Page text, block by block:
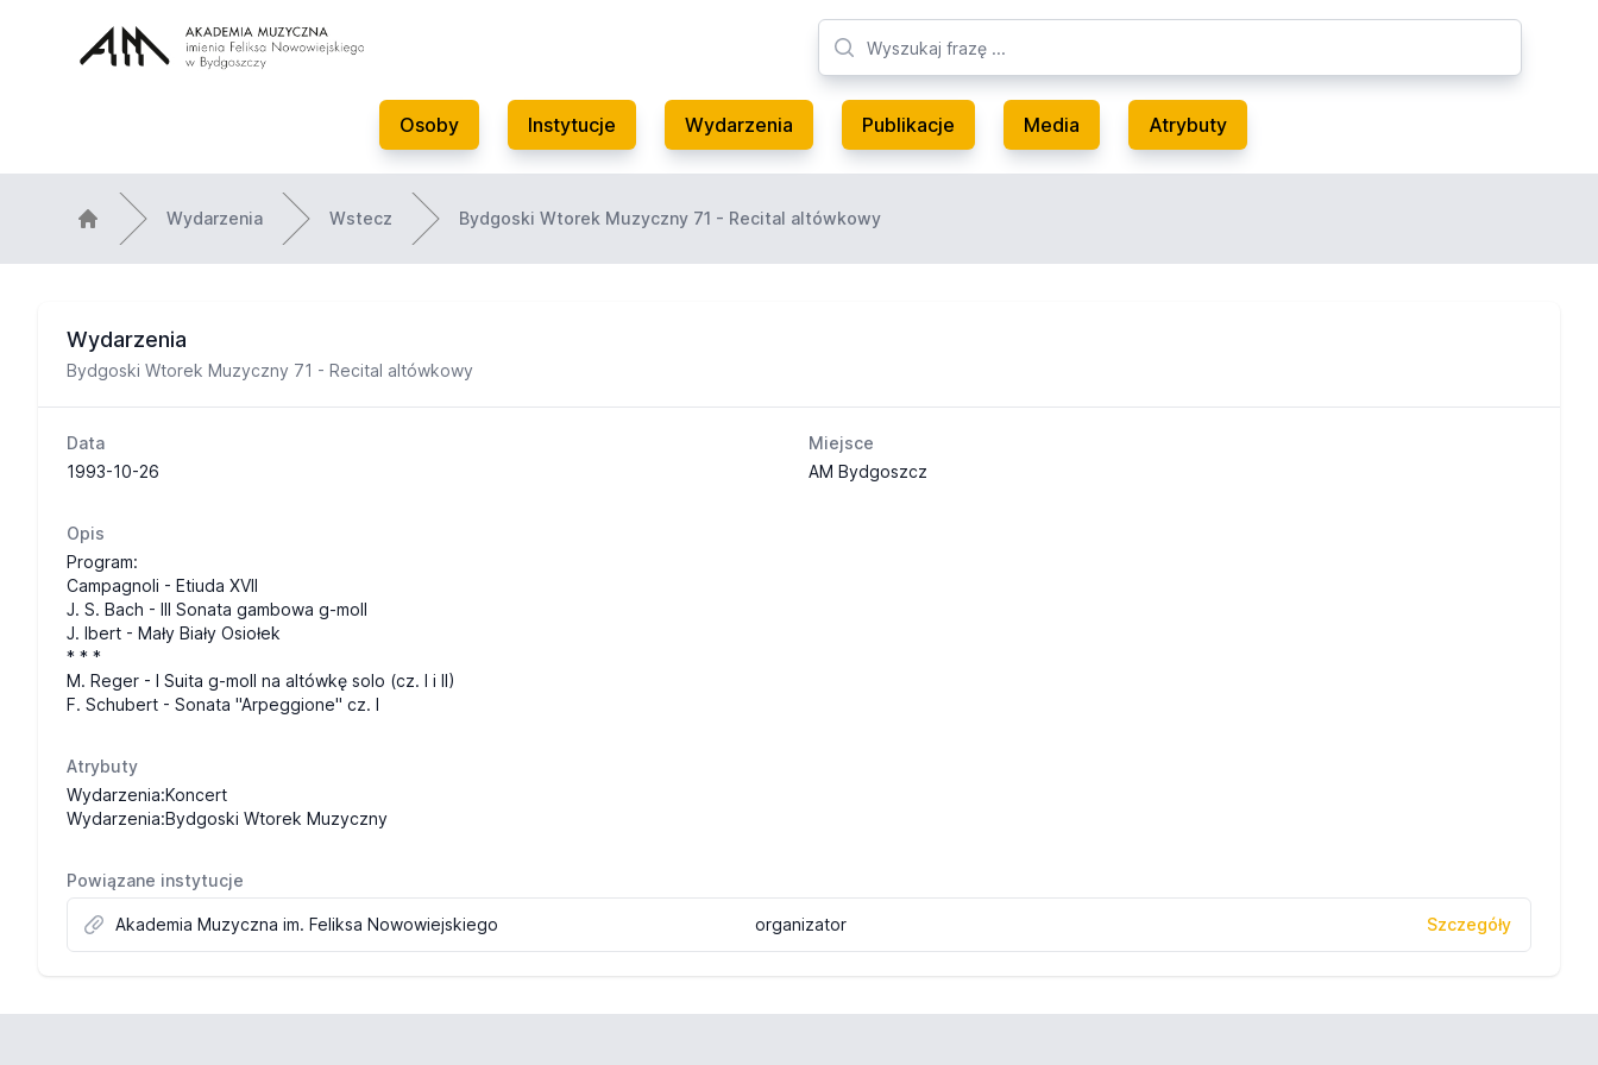
Osoby Instytucje Wydarzenia Publikacje Media Atrybuty
Wydarzenia Wstecz Bydgoski Wtorek Muzyczny 71 - Recital altówkowy
Wydarzenia
Bydgoski Wtorek Muzyczny 71 - Recital altówkowy
Data
1993-10-26
Miejsce
AM Bydgoszcz
Opis
Program:
Campagnoli - Etiuda XVII
J. S. Bach - III Sonata gambowa g-moll
J. Ibert - Mały Biały Osiołek
* * *
M. Reger - I Suita g-moll na altówkę solo (cz. I i II)
F. Schubert - Sonata "Arpeggione" cz. I
Atrybuty
Wydarzenia:Koncert
Wydarzenia:Bydgoski Wtorek Muzyczny
Powiązane instytucje
Akademia Muzyczna im. Feliksa Nowowiejskiego organizator Szczegóły